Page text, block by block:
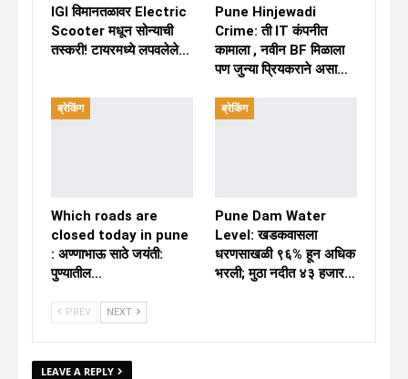
IGI विमानतळावर Electric
Scooter मधून सोन्याची
तस्करी! टायरमध्ये लपवलेले…
Pune Hinjewadi
Crime: ती IT कंपनीत
कामाला , नवीन BF मिळाला
पण जुन्या प्रियकराने असा…
ब्रेकिंग
Which roads are
closed today in pune
: अण्णाभाऊ साठे जयंती:
पुण्यातील…
ब्रेकिंग
Pune Dam Water
Level: खडकवासला
धरणसाखळी ९६% हून अधिक
भरली; मुठा नदीत ४३ हजार…
PREV NEXT
LEAVE A REPLY